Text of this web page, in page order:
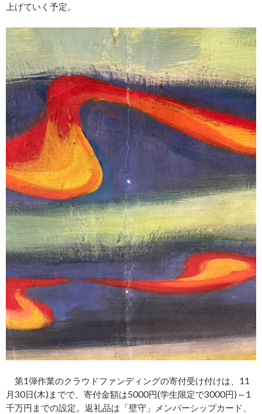
上げていく予定。
第1弾作業のクラウドファンディングの寄付受け付けは、11
月30日(木)までで、寄付金額は5000円(学生限定で3000円)～1
千万円までの設定。返礼品は「壁守」メンバーシップカード、